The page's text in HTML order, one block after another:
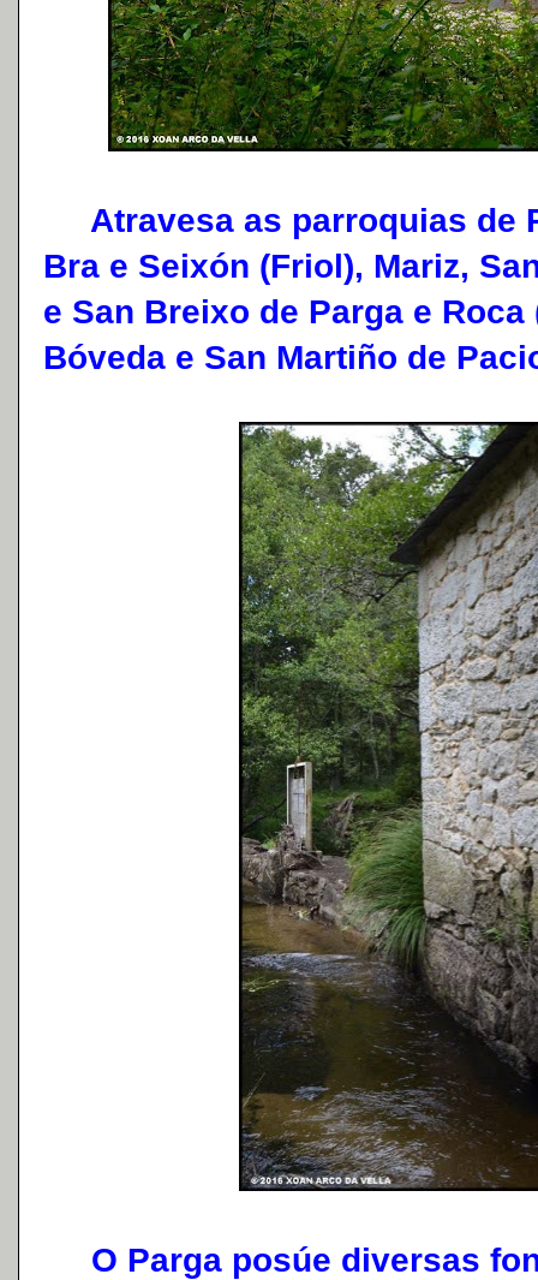
Atravesa as parroquias de
Bra e Seixón (Friol), Mariz,
e San Breixo de Parga e
Bóveda e San Martiño de
O Parga posúe diversas